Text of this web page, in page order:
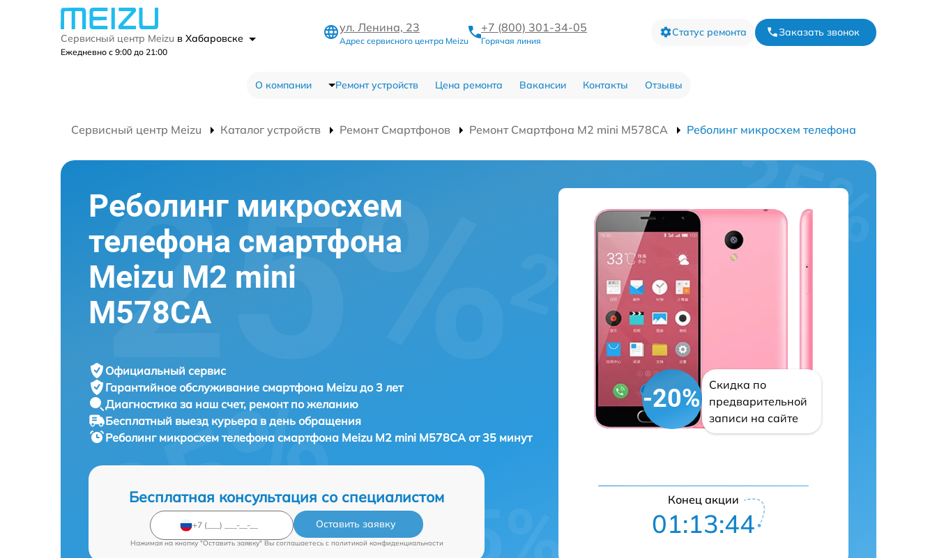
Сервисный центр Meizu в Хабаровске
Ежедневно с 9:00 до 21:00
ул. Ленина, 23
Адрес сервисного центра Meizu
+7 (800) 301-34-05
Горячая линия
Статус ремонта Заказать звонок
О компании Ремонт устройств Цена ремонта Вакансии Контакты Отзывы
Сервисный центр Meizu Каталог устройств Ремонт Смартфонов Ремонт Смартфона M2 mini M578CA Реболинг микросхем телефона
Реболинг микросхем
телефона смартфона
Meizu M2 mini
M578CA
Официальный сервис
Гарантийное обслуживание смартфона Meizu до 3 лет
Диагностика за наш счет, ремонт по желанию
Бесплатный выезд курьера в день обращения
Реболинг микросхем телефона смартфона Meizu M2 mini M578CA от 35 минут
Бесплатная консультация со специалистом
Оставить заявку
Нажимая на кнопку "Оставить заявку" Вы соглашаетесь c политикой конфиденциальности
-20%
Скидка по
предварительной
записи на сайте
Конец акции
01:13:42